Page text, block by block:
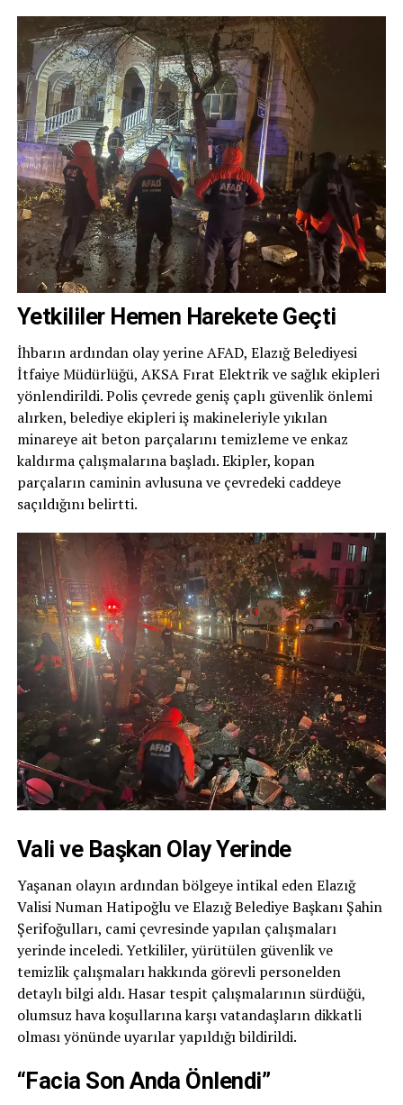
Yetkililer Hemen Harekete Geçti
İhbarın ardından olay yerine AFAD, Elazığ Belediyesi
İtfaiye Müdürlüğü, AKSA Fırat Elektrik ve sağlık ekipleri
yönlendirildi. Polis çevrede geniş çaplı güvenlik önlemi
alırken, belediye ekipleri iş makineleriyle yıkılan
minareye ait beton parçalarını temizleme ve enkaz
kaldırma çalışmalarına başladı. Ekipler, kopan
parçaların caminin avlusuna ve çevredeki caddeye
saçıldığını belirtti.
Vali ve Başkan Olay Yerinde
Yaşanan olayın ardından bölgeye intikal eden Elazığ
Valisi Numan Hatipoğlu ve Elazığ Belediye Başkanı Şahin
Şerifoğulları, cami çevresinde yapılan çalışmaları
yerinde inceledi. Yetkililer, yürütülen güvenlik ve
temizlik çalışmaları hakkında görevli personelden
detaylı bilgi aldı. Hasar tespit çalışmalarının sürdüğü,
olumsuz hava koşullarına karşı vatandaşların dikkatli
olması yönünde uyarılar yapıldığı bildirildi.
“Facia Son Anda Önlendi”